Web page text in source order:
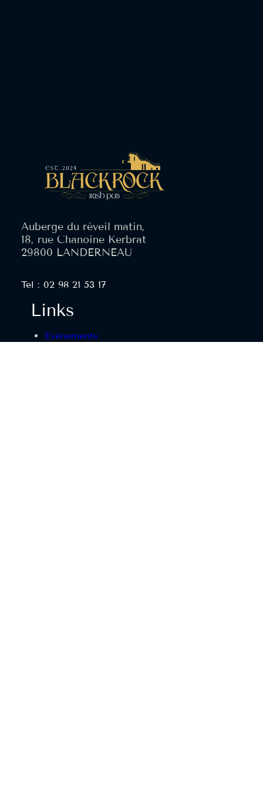
Auberge du réveil matin,
18, rue Chanoine Kerbrat
29800 LANDERNEAU
Tel : 02 98 21 53 17
Links
Evènements